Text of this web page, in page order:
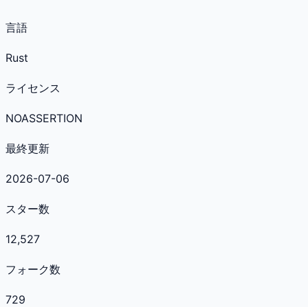
言語
Rust
ライセンス
NOASSERTION
最終更新
2026-07-06
スター数
12,527
フォーク数
729